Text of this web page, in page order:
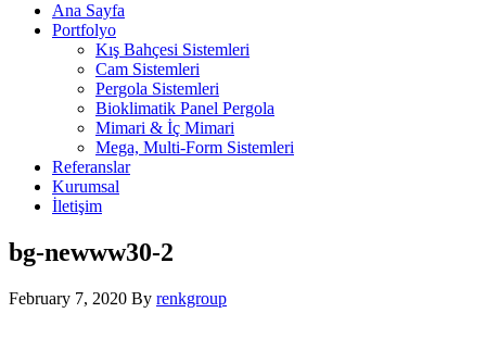
Ana Sayfa
Portfolyo
Kış Bahçesi Sistemleri
Cam Sistemleri
Pergola Sistemleri
Bioklimatik Panel Pergola
Mimari & İç Mimari
Mega, Multi-Form Sistemleri
Referanslar
Kurumsal
İletişim
bg-newww30-2
February 7, 2020 By renkgroup